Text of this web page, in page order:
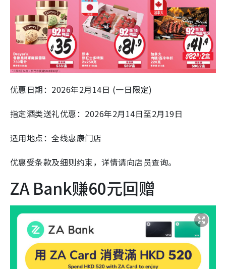
优惠日期：2026年2月14日 (一日限定)
指定酒类送礼优惠：2026年2月14日至2月19日
适用地点：全线惠康门店
优惠受条款及细则约束，详情请向店员查询。
ZA Bank赚60元回赠